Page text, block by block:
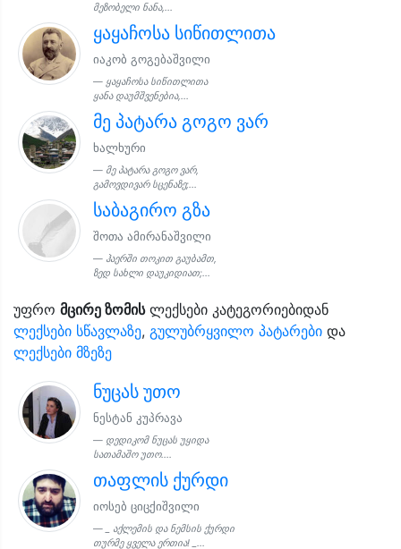
მეზობელი ნანა,...
ყაყაჩოსა სიწითლითა
იაკობ გოგებაშვილი
ყაყაჩოსა სიწითლითა
ყანა დაუმშვენებია,...
მე პატარა გოგო ვარ
ხალხური
მე პატარა გოგო ვარ,
გამოვდივარ სცენაზე;...
საბაგირო გზა
შოთა ამირანაშვილი
ჰაერში თოკით გაუბამთ,
ზედ სახლი დაუკიდიათ;...
უფრო მცირე ზომისლექსები კატეგორიებიდან
ლექსები სწავლაზე, გულუბრყვილო პატარები და
ლექსები მზეზე
ნუცას უთო
ნესტან კუპრავა
დედიკომ ნუცას უყიდა
სათამაშო უთო....
თაფლის ქურდი
იოსებ ციცქიშვილი
_ აქლემის და ნემსის ქურდი
თურმე ყველა ერთია! _...